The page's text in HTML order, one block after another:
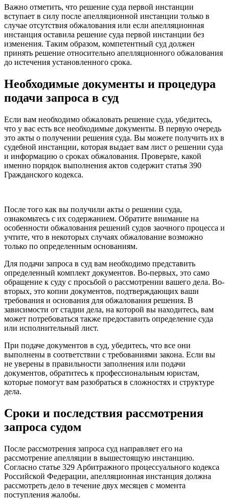
Важно отметить, что решение суда первой инстанции
вступает в силу после апелляционной инстанции только в
случае отсутствия обжалования или если апелляционная
инстанция оставила решение суда первой инстанции без
изменения. Таким образом, компетентный суд должен
принять решение относительно апелляционного обжалования
до истечения установленного срока.
Необходимые документы и процедура
подачи запроса в суд
Если вам необходимо обжаловать решение суда, убедитесь,
что у вас есть все необходимые документы. В первую очередь
это акты о получении решения суда. Вы можете получить их в
судебной инстанции, которая выдает вам лист о решении суда
и информацию о сроках обжалования. Проверьте, какой
именно порядок выполнения актов содержит статья 390
Гражданского кодекса.
После того как вы получили акты о решении суда,
ознакомьтесь с их содержанием. Обратите внимание на
особенности обжалования решений судов заочного процесса и
учтите, что в некоторых случаях обжалование возможно
только по определенным основаниям.
Для подачи запроса в суд вам необходимо представить
определенный комплект документов. Во-первых, это само
обращение к суду с просьбой о рассмотрении вашего дела. Во-
вторых, это копии документов, подтверждающих ваши
требования и основания для обжалования решения. В
зависимости от стадии дела, на которой вы находитесь, вам
может потребоваться также предоставить определение суда
или исполнительный лист.
При подаче документов в суд, убедитесь, что все они
выполнены в соответствии с требованиями закона. Если вы
не уверены в правильности заполнения или подачи
документов, обратитесь к профессиональным юристам,
которые помогут вам разобраться в сложностях и структуре
дела.
Сроки и последствия рассмотрения
запроса судом
После рассмотрения запроса суд направляет его на
рассмотрение апелляции в вышестоящую инстанцию.
Согласно статье 329 Арбитражного процессуального кодекса
Российской Федерации, апелляционная инстанция должна
рассмотреть дело в течение двух месяцев с момента
поступления жалобы.